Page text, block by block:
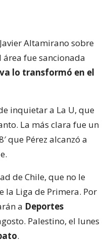
Altamirano sobre
fue sancionada
lo transformó en el
inquietar a La U, que
La más clara fue un
que Pérez alcanzó a
de Chile, que no le
la Liga de Primera. Por
a Deportes
Palestino, el lunes
.